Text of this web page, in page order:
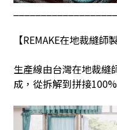
【REMAKE在地裁縫師製
生產線由台灣在地裁縫
成，從拆解到拼接100%